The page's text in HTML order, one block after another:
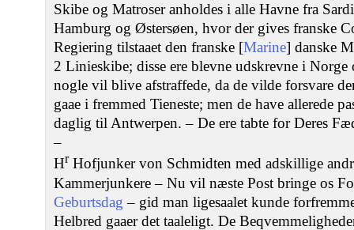
Skibe og Matroser anholdes i alle Havne fra
Hamburg og Østersøen, hvor der gives franske
Regiering tilstaaet den franske [Marine] danske
2 Linieskibe; disse ere blevne udskrevne i Norge
nogle vil blive afstraffede, da de vilde forsvare
gaae i fremmed Tieneste; men de have allerede
daglig til Antwerpen. – De ere tabte for Deres
–
HrHofjunker von Schmidten med adskillige
Kammerjunkere – Nu vil næste Post bringe os
Geburtsdag – gid man ligesaalet kunde
Helbred gaaer det taaleligt. De